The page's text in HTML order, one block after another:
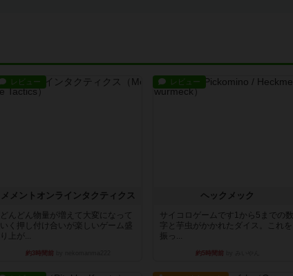
レビュー
メメントオンラインタクティクス
どんどん物量が増えて大変になって
いく押し付け合いが楽しいゲーム盛
り上が...
約3時間前
レビュー
ヘックメック
サイコロゲームです1から5までの数
字と芋虫がかかれたダイス。これを
振っ...
約5時間前